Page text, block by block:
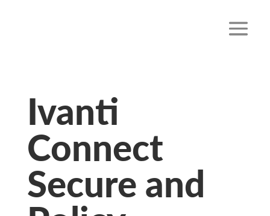
Ivanti
Connect
Secure and